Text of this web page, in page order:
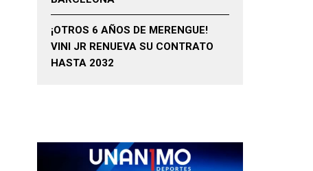
¡OTROS 6 AÑOS DE MERENGUE!
VINI JR RENUEVA SU CONTRATO
HASTA 2032